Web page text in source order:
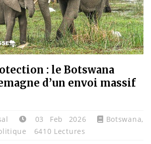
: le Botswana
d’un envoi massif
03 Feb 2026 Botswana,
6410 Lectures